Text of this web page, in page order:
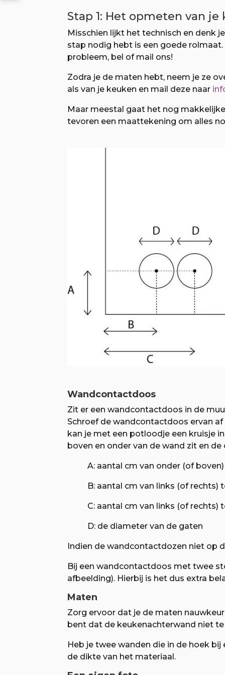
Stap 1: Het opmeten van je
Misschien lijkt het technisch en denk
stap nodig hebt is een goede
probleem, bel of mail ons!
Zodra je de maten hebt, neem je ze
als van je keuken en mail deze naar
Maar meestal gaat het nog
tevoren een maattekening om alles
Wandcontactdoos
Zit er een wandcontactdoos in de
Schroef de wandcontactdoos ervan
kan je met een potloodje een kruisje
boven en onder van de wand zit en
A: aantal cm van onder (of
B: aantal cm van links (of rechts)
C: aantal cm van links (of
D: de diameter van de gaten
Indien de wandcontactdozen niet op
Bij een wandcontactdoos met twee
afbeelding). Hierbij is het dus extra
Maten
Zorg ervoor dat je de maten
bent dat de keukenachterwand niet
Heb je twee wanden die in de hoek
de dikte van het materiaal.